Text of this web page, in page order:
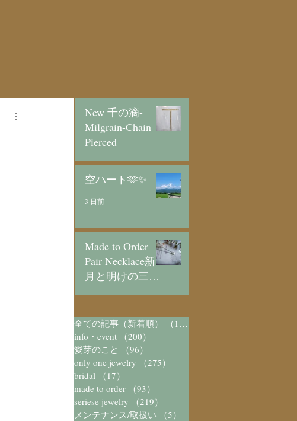
New 千の滴-
Milgrain-Chain
Pierced
2 日前
空ハート🫶✨
3 日前
Made to Order
Pair Necklace新
月と明けの三日
5 日前
全ての記事（新着順） （1,073）
info・event
（200）
愛芽のこと
（96）
only one jewelry
（275）
bridal
（17）
made to order
（93）
seriese jewelry
（219）
メンテナンス/取扱い
（5）